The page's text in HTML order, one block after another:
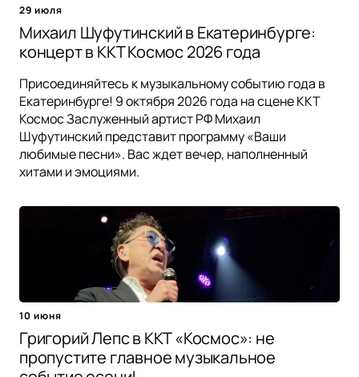
29 июля
Михаил Шуфутинский в Екатеринбурге:
концерт в ККТ Космос 2026 года
Присоединяйтесь к музыкальному событию года в
Екатеринбурге! 9 октября 2026 года на сцене ККТ
Космос Заслуженный артист РФ Михаил
Шуфутинский представит программу «Ваши
любимые песни». Вас ждет вечер, наполненный
хитами и эмоциями.
10 июня
Григорий Лепс в ККТ «Космос»: не
пропустите главное музыкальное